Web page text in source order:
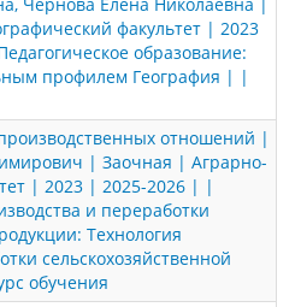
факультет | 2023
образование:
профилем География | |
отношений |
| Заочная | Аграрно-
| 2023 | 2025-2026 | |
и переработки
Технология
сельскохозяйственной
обучения